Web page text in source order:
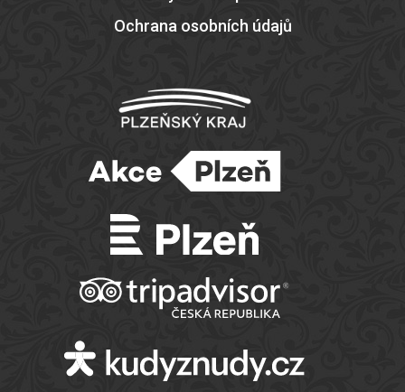
Ochrana osobních údajů